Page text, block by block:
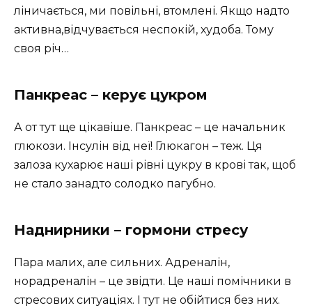
ліничається, ми повільні, втомлені. Якщо надто
активна,відчувається неспокій, худоба. Тому
своя річ…
Панкреас – керує цукром
А от тут ще цікавіше. Панкреас – це начальник
глюкози. Інсулін від неї! Глюкагон – теж. Ця
залоза кухарює наші рівні цукру в крові так, щоб
не стало занадто солодко пагубно.
Наднирники – гормони стресу
Пара малих, але сильних. Адреналін,
норадреналін – це звідти. Це наші помічники в
стресових ситуаціях. І тут не обійтися без них.